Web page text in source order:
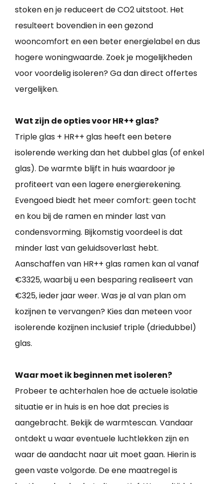
stoken en je reduceert de CO2 uitstoot. Het
resulteert bovendien in een gezond
wooncomfort en een beter energielabel en dus
hogere woningwaarde. Zoek je mogelijkheden
voor voordelig isoleren? Ga dan direct offertes
vergelijken.
Wat zijn de opties voor HR++ glas?
Triple glas + HR++ glas heeft een betere
isolerende werking dan het dubbel glas (of enkel
glas). De warmte blijft in huis waardoor je
profiteert van een lagere energierekening.
Evengoed biedt het meer comfort: geen tocht
en kou bij de ramen en minder last van
condensvorming. Bijkomstig voordeel is dat
minder last van geluidsoverlast hebt.
Aanschaffen van HR++ glas ramen kan al vanaf
€3325, waarbij u een besparing realiseert van
€325, ieder jaar weer. Was je al van plan om
kozijnen te vervangen? Kies dan meteen voor
isolerende kozijnen inclusief triple (driedubbel)
glas.
Waar moet ik beginnen met isoleren?
Probeer te achterhalen hoe de actuele isolatie
situatie er in huis is en hoe dat precies is
aangebracht. Bekijk de warmtescan. Vandaar
ontdekt u waar eventuele luchtlekken zijn en
waar de aandacht naar uit moet gaan. Hierin is
geen vaste volgorde. De ene maatregel is